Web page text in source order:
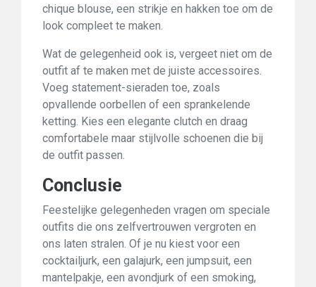
chique blouse, een strikje en hakken toe om de
look compleet te maken.
Wat de gelegenheid ook is, vergeet niet om de
outfit af te maken met de juiste accessoires.
Voeg statement-sieraden toe, zoals
opvallende oorbellen of een sprankelende
ketting. Kies een elegante clutch en draag
comfortabele maar stijlvolle schoenen die bij
de outfit passen.
Conclusie
Feestelijke gelegenheden vragen om speciale
outfits die ons zelfvertrouwen vergroten en
ons laten stralen. Of je nu kiest voor een
cocktailjurk, een galajurk, een jumpsuit, een
mantelpakje, een avondjurk of een smoking,